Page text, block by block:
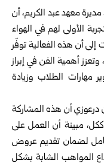
معهد عبد الكريم، أن
الأولى لهم في الهواء
أن هذه الفعالية توفّر
أهمية الفن في إبراز
مهارات الطلاب وزيادة
أن هذه المشاركة
مبينة أن العمل على
لضمان تقديم عروض
المواهب الشابة بشكل